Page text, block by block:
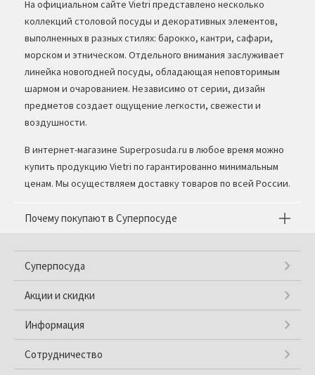
На официальном сайте Vietri представлено несколько
коллекций столовой посуды и декоративных элементов,
выполненных в разных стилях: барокко, кантри, сафари,
морском и этническом. Отдельного внимания заслуживает
линейка новогодней посуды, обладающая неповторимым
шармом и очарованием. Независимо от серии, дизайн
предметов создает ощущение легкости, свежести и
воздушности.
В интернет-магазине Superposuda.ru в любое время можно
купить продукцию Vietri по гарантированно минимальным
ценам. Мы осуществляем доставку товаров по всей России.
Почему покупают в Суперпосуде
Суперпосуда
Акции и скидки
Информация
Сотрудничество